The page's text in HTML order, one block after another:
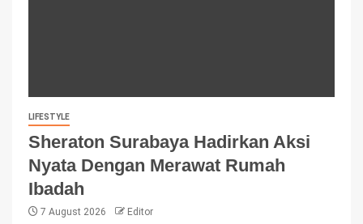
LIFESTYLE
Sheraton Surabaya Hadirkan Aksi
Nyata Dengan Merawat Rumah
Ibadah
7 August 2026 Editor